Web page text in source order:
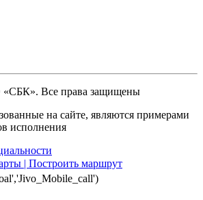
Все права защищены
на сайте, являются примерами
исполнения
| Построить маршрут